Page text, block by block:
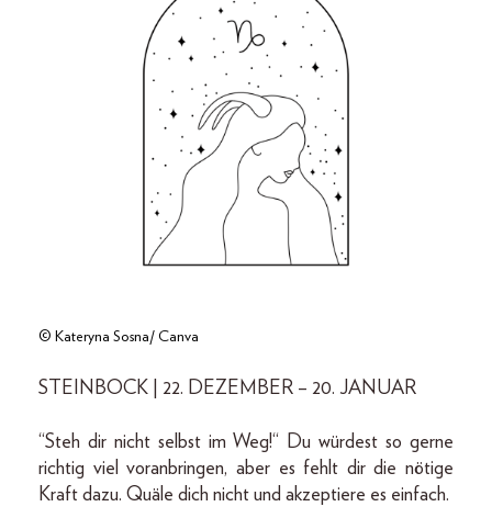
© Kateryna Sosna/ Canva
STEINBOCK | 22. DEZEMBER – 20. JANUAR
“Steh dir nicht selbst im Weg!“ Du würdest so gerne
richtig viel voranbringen, aber es fehlt dir die nötige
Kraft dazu. Quäle dich nicht und akzeptiere es einfach.